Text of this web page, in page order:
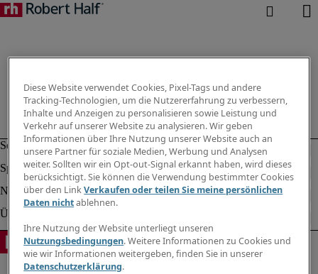
Diese Website verwendet Cookies, Pixel-Tags und andere
Tracking-Technologien, um die Nutzererfahrung zu verbessern,
Inhalte und Anzeigen zu personalisieren sowie Leistung und
Verkehr auf unserer Website zu analysieren. Wir geben
Informationen über Ihre Nutzung unserer Website auch an
unsere Partner für soziale Medien, Werbung und Analysen
weiter. Sollten wir ein Opt-out-Signal erkannt haben, wird dieses
berücksichtigt. Sie können die Verwendung bestimmter Cookies
über den LinkVerkaufen oder teilen Sie meine persönlichen
Daten nichtablehnen.
Ihre Nutzung der Website unterliegt unseren
Nutzungsbedingungen. Weitere Informationen zu Cookies und
wie wir Informationen weitergeben, finden Sie in unserer
Datenschutzerklärung.